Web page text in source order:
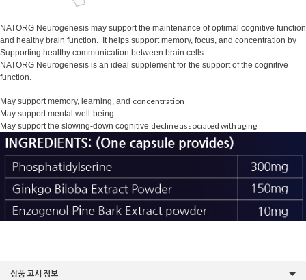
NATORG Neurogenesis may support the maintenance of optimal cognitive function
and healthy brain function. It helps support memory, focus, and concentration by
Supporting healthy communication between brain cells.
NATORG Neurogenesis is an ideal supplement for the support of the cognitive
function.
May support memory, learning, and concentration
May support mental well-being
May support the slowing-down cognitive decline associated with aging
상품 고시 정보